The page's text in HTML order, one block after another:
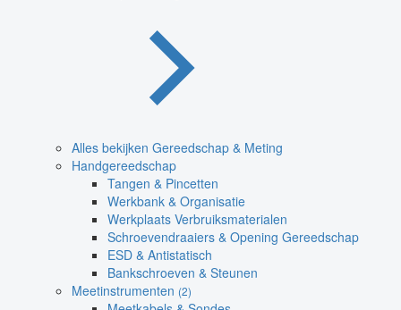
Alles bekijken Gereedschap & Meting
Handgereedschap
Tangen & Pincetten
Werkbank & Organisatie
Werkplaats Verbruiksmaterialen
Schroevendraaiers & Opening Gereedschap
ESD & Antistatisch
Bankschroeven & Steunen
Meetinstrumenten (2)